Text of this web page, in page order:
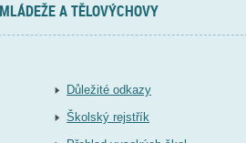
A TĚLOVÝCHOVY
Důležité odkazy
Školský rejstřík